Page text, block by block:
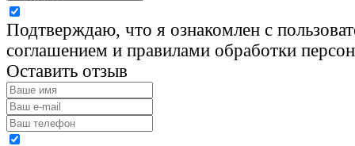
Подтверждаю, что я ознакомлен с
соглашением и правилами обработки
Оставить отзыв